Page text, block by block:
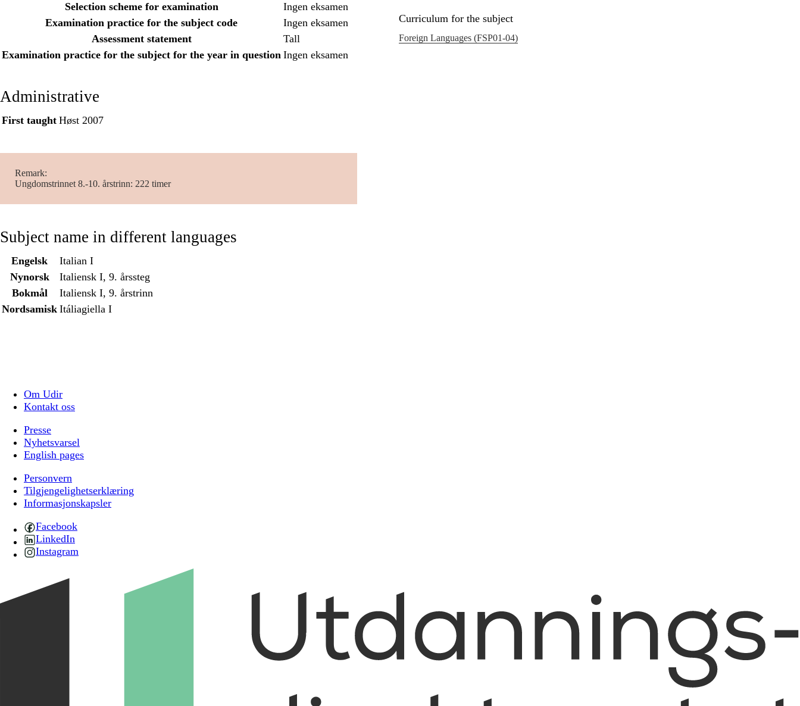
Selection scheme for examination
Ingen eksamen
Examination practice for the subject code
Ingen eksamen
Assessment statement
Tall
Examination practice for the subject for the year in question Ingen eksamen
Administrative
First taught Høst 2007
Remark
Ungdomstrinnet 8.-10. årstrinn: 222 timer
Subject name in different languages
Engelsk
Italian I
Nynorsk
Italiensk I, 9. årssteg
Bokmål
Italiensk I, 9. årstrinn
Nordsamisk Itáliagiella I
Curriculum for the subject
Foreign Languages (FSP01‑04)
Om Udir
Kontakt oss
Presse
Nyhetsvarsel
English pages
Personvern
Tilgjengelighetserklæring
Informasjonskapsler
Facebook
LinkedIn
Instagram